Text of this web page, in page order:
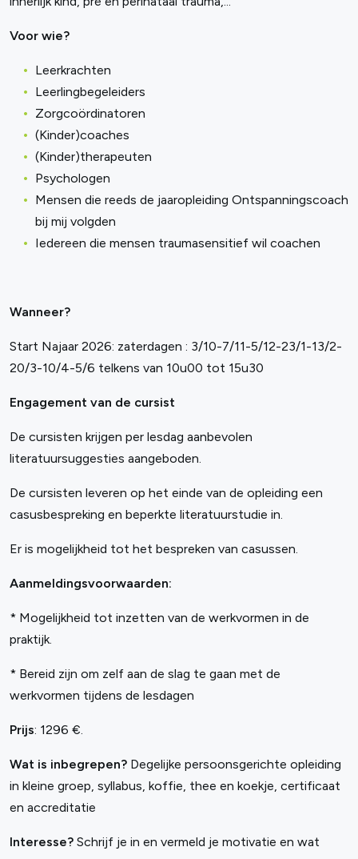
Voor wie?
Leerkrachten
Leerlingbegeleiders
Zorgcoördinatoren
(Kinder)coaches
(Kinder)therapeuten
Psychologen
Mensen die reeds de jaaropleiding Ontspanningscoach
bij mij volgden
Iedereen die mensen traumasensitief wil coachen
Wanneer?
Start Najaar 2026: zaterdagen : 3/10-7/11-5/12-23/1-13/2-
20/3-10/4-5/6 telkens van 10u00 tot 15u30
Engagement van de cursist
De cursisten krijgen per lesdag aanbevolen
literatuursuggesties aangeboden.
De cursisten leveren op het einde van de opleiding een
casusbespreking en beperkte literatuurstudie in.
Er is mogelijkheid tot het bespreken van casussen.
Aanmeldingsvoorwaarden:
* Mogelijkheid tot inzetten van de werkvormen in de
praktijk.
* Bereid zijn om zelf aan de slag te gaan met de
werkvormen tijdens de lesdagen
Prijs: 1296 €.
Wat is inbegrepen? Degelijke persoonsgerichte opleiding
in kleine groep, syllabus, koffie, thee en koekje, certificaat
en accreditatie
Interesse? Schrijf je in en vermeld je motivatie en wat